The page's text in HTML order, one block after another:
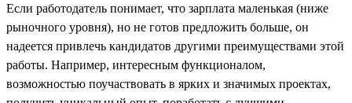
Если работодатель понимает, что зарплата маленькая (ниже
рыночного уровня), но не готов предложить больше, он
надеется привлечь кандидатов другими преимуществами этой
работы. Например, интересным функционалом,
возможностью поучаствовать в ярких и значимых проектах,